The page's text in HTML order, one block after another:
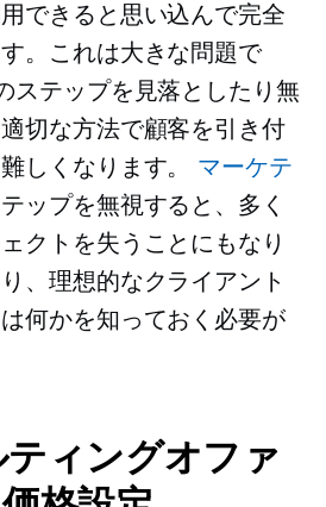
できると思い込んで完全
。これは大きな問題で
ステップを見落としたり無
切な方法で顧客を引き付
しくなります。 マーケテ
ップを無視すると、多く
クトを失うことにもなり
、理想的なクライアント
何かを知っておく必要が
ィングオファ